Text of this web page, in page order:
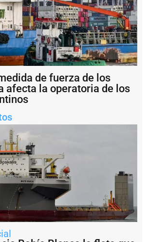
de fuerza de los
afecta la operatoria de los